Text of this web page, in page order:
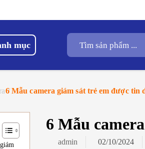
mục
Tìm
kiếm
sản
6 Mẫu camera giám sát trẻ em được tin
6 Mẫu
admin 02/10/2024